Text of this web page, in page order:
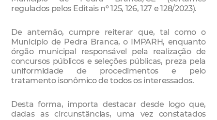
regulados pelos Editais nº 125, 126, 127 e 128/2023).
De antemão, cumpre reiterar que, tal como o
Município de Pedra Branca, o IMPARH, enquanto
órgão municipal responsável pela realização de
concursos públicos e seleções públicas, preza pela
uniformidade de procedimentos e pelo
tratamento isonômico de todos os interessados.
Desta forma, importa destacar desde logo que,
dadas as circunstâncias, uma vez constatados